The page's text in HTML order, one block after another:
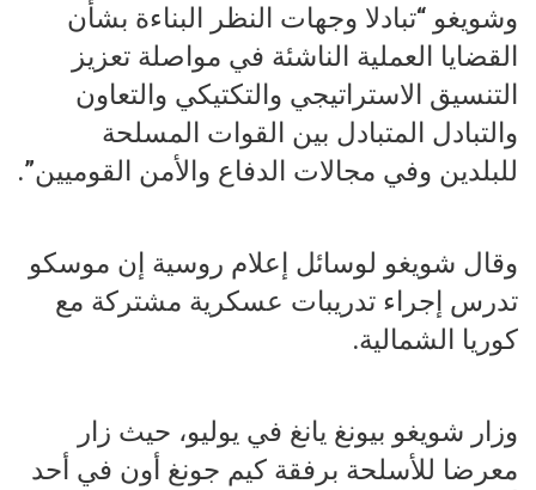
وشويغو “تبادلا وجهات النظر البناءة بشأن
القضايا العملية الناشئة في مواصلة تعزيز
التنسيق الاستراتيجي والتكتيكي والتعاون
والتبادل المتبادل بين القوات المسلحة
للبلدين وفي مجالات الدفاع والأمن القوميين”.
وقال شويغو لوسائل إعلام روسية إن موسكو
تدرس إجراء تدريبات عسكرية مشتركة مع
كوريا الشمالية.
وزار شويغو بيونغ يانغ في يوليو، حيث زار
معرضا للأسلحة برفقة كيم جونغ أون في أحد